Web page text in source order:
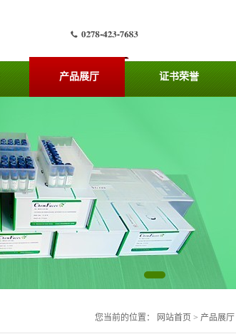
产品展厅 证书荣誉
您当前的位置： 网站首页 > 产品展厅